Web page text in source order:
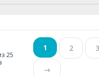
25
1 2 3
→